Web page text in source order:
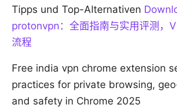
Tipps und Top-Alternativen
protonvpn：全面指南与实用评测，
流程
Free india vpn chrome extension
practices for private browsing,
and safety in Chrome 2025